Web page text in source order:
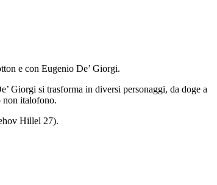
e con Eugenio De’ Giorgi.
Giorgi si trasforma in diversi personaggi, da doge a
non italofono.
Hillel 27).